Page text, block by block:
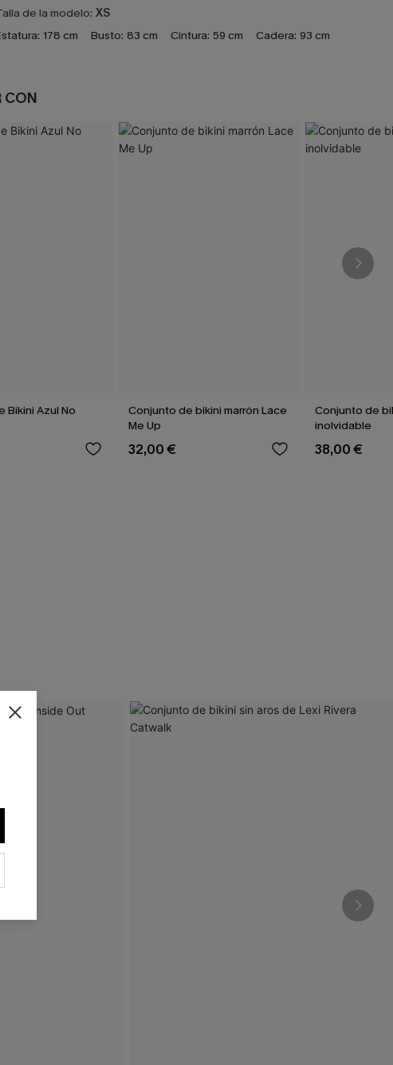
de la modelo: XS
178 cm Busto: 83 cm Cintura: 59 cm Cadera: 93 cm
CON
Bikini Azul No
Conjunto de bikini marrón Lace
Me Up
32,00 €
Conjunto de
inolvidable
38,00 €